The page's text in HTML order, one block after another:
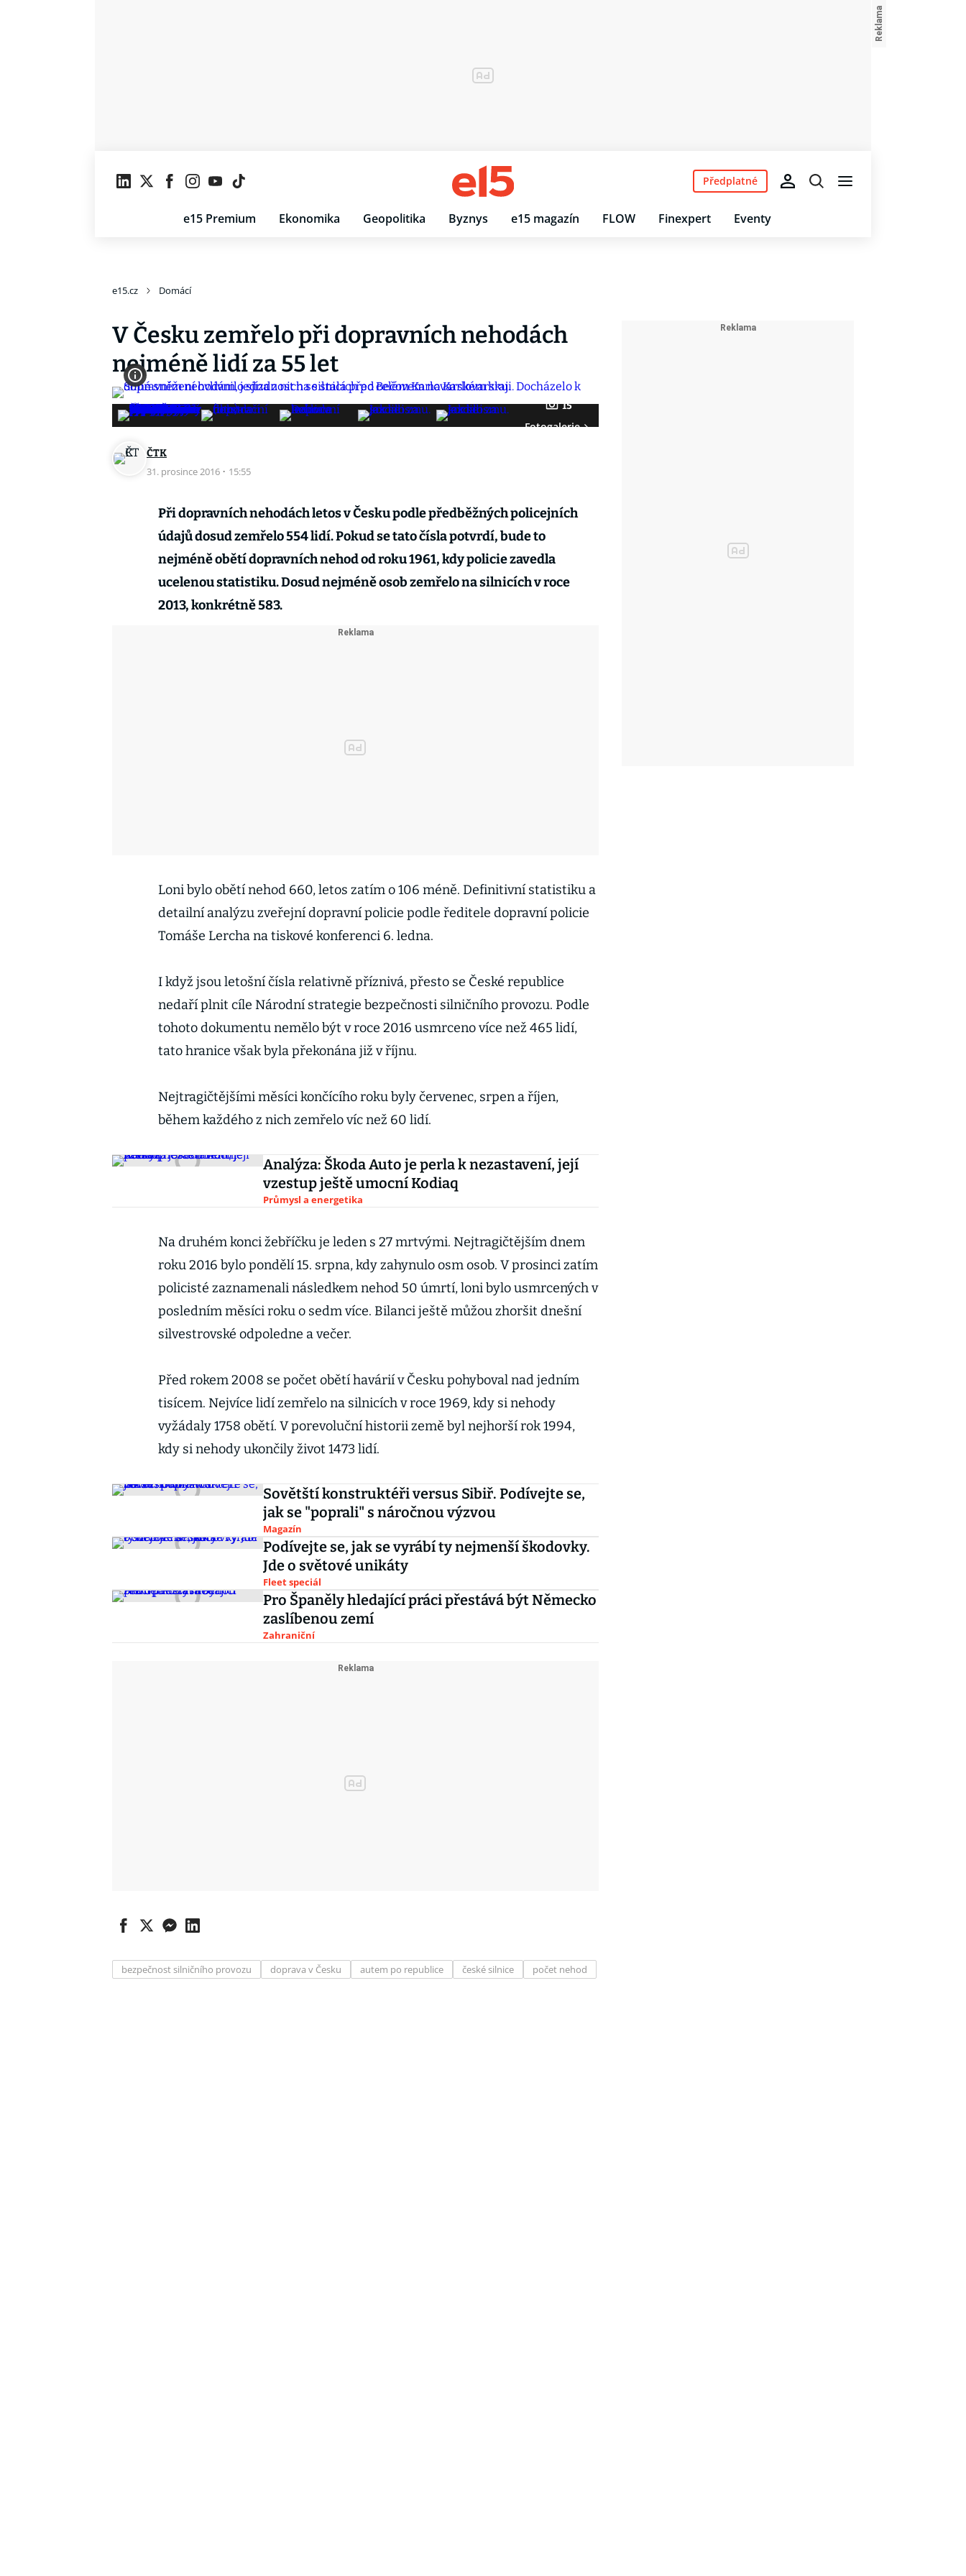
e15 Premium Ekonomika Geopolitika Byznys e15 magazín FLOW Finexpert Eventy
Předplatné
e15.cz Domácí
V Česku zemřelo při dopravních nehodách
nejméně lidí za 55 let
15
Fotogalerie
ČTK
31. prosince 2016 · 15:55
Při dopravních nehodách letos v Česku podle předběžných policejních
údajů dosud zemřelo 554 lidí. Pokud se tato čísla potvrdí, bude to
nejméně obětí dopravních nehod od roku 1961, kdy policie zavedla
ucelenou statistiku. Dosud nejméně osob zemřelo na silnicích v roce
2013, konkrétně 583.
Loni bylo obětí nehod 660, letos zatím o 106 méně. Definitivní statistiku a
detailní analýzu zveřejní dopravní policie podle ředitele dopravní policie
Tomáše Lercha na tiskové konferenci 6. ledna.
I když jsou letošní čísla relativně příznivá, přesto se České republice
nedaří plnit cíle Národní strategie bezpečnosti silničního provozu. Podle
tohoto dokumentu nemělo být v roce 2016 usmrceno více než 465 lidí,
tato hranice však byla překonána již v říjnu.
Nejtragičtějšími měsíci končícího roku byly červenec, srpen a říjen,
během každého z nich zemřelo víc než 60 lidí.
Analýza: Škoda Auto je perla k nezastavení, její
vzestup ještě umocní Kodiaq
Průmysl a energetika
Na druhém konci žebříčku je leden s 27 mrtvými. Nejtragičtějším dnem
roku 2016 bylo pondělí 15. srpna, kdy zahynulo osm osob. V prosinci zatím
policisté zaznamenali následkem nehod 50 úmrtí, loni bylo usmrcených v
posledním měsíci roku o sedm více. Bilanci ještě můžou zhoršit dnešní
silvestrovské odpoledne a večer.
Před rokem 2008 se počet obětí havárií v Česku pohyboval nad jedním
tisícem. Nejvíce lidí zemřelo na silnicích v roce 1969, kdy si nehody
vyžádaly 1758 obětí. V porevoluční historii země byl nejhorší rok 1994,
kdy si nehody ukončily život 1473 lidí.
Sovětští konstruktéři versus Sibiř. Podívejte se,
jak se "poprali" s náročnou výzvou
Magazín
Podívejte se, jak se vyrábí ty nejmenší škodovky.
Jde o světové unikáty
Fleet speciál
Pro Španěly hledající práci přestává být Německo
zaslíbenou zemí
Zahraniční
bezpečnost silničního provozu doprava v Česku autem po republice české silnice počet nehod